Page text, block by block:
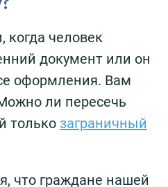
когда человек
документ или он
оформления. Вам
ли пересечь
только заграничный
что граждане нашей